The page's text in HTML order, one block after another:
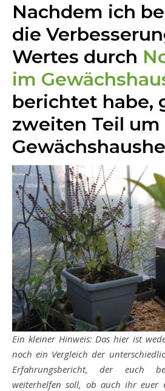
Nachdem ich
die
Wertes durch
im
berichtet habe,
zweiten Teil um
Ein kleiner Hinweis: Das hier ist weder eine Kaufempfehlung
noch ein Vergleich der
Erfahrungsbericht, der euch
weiterhelfen soll, ob auch ihr euer